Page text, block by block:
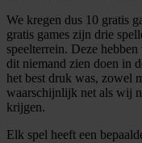
We kregen dus 10 gratis
gratis games zijn drie
speelterrein. Deze
dit niemand zien doen in
het best druk was, zowel
waarschijnlijk net als wij
krijgen.
Elk spel heeft een